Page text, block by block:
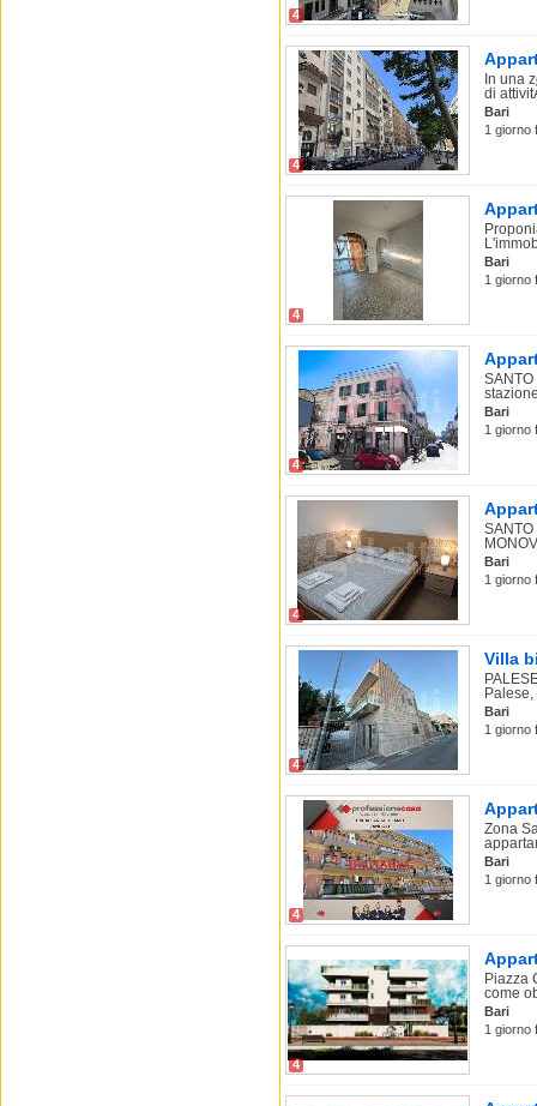
4
4
In una
di
Bari
1 giorno
4
Bari
1 giorno
4
Bari
1 giorno
4
Bari
1 giorno
4
Villa
Bari
1 giorno
4
Zona
Bari
1 giorno
4
Piazza
come
Bari
1 giorno